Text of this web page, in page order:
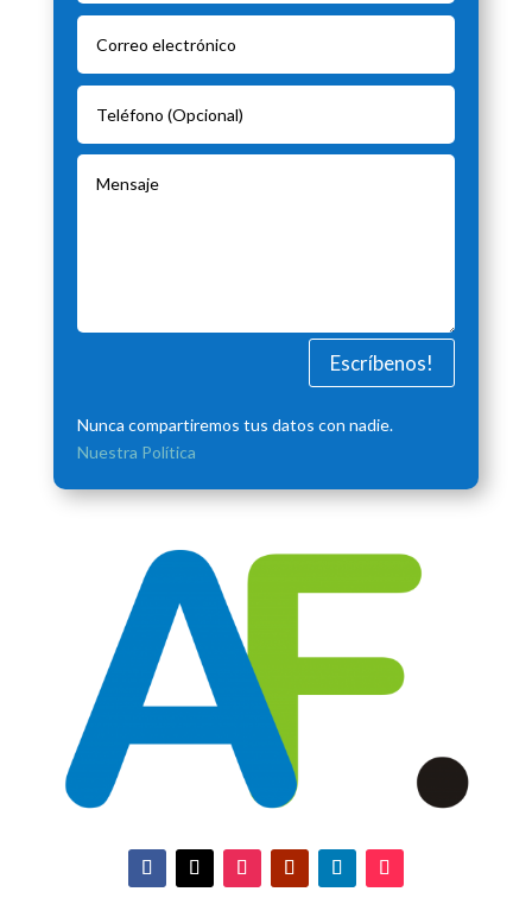
Escríbenos!
Nunca compartiremos tus datos con nadie.
Nuestra Política